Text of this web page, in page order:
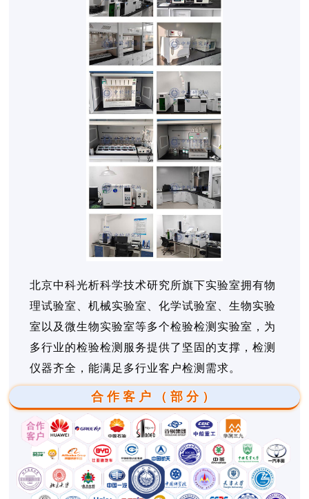
北京中科光析科学技术研究所旗下实验室拥有物
理试验室、机械实验室、化学试验室、生物实验
室以及微生物实验室等多个检验检测实验室，为
多行业的检验检测服务提供了坚固的支撑，检测
仪器齐全，能满足多行业客户检测需求。
合作客户（部分）